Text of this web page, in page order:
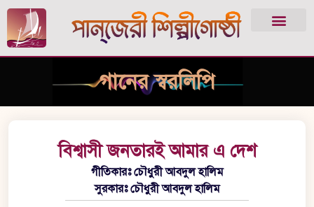
গানের স্বরলিপি
বিশ্বাসী জনতারই আমার এ দেশ
গীতিকারঃ চৌধুরী আবদুল হালিম
সুরকারঃ চৌধুরী আবদুল হালিম